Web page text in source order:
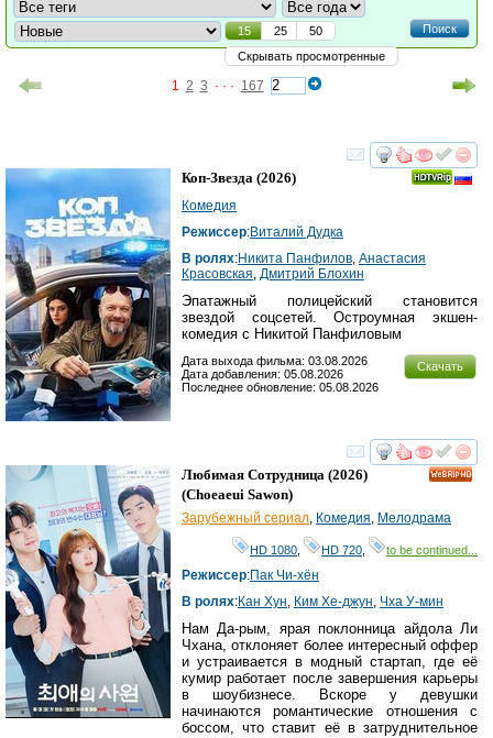
Поиск
15 25
50
Скрывать просмотренные
1 2 3 · · · 167
смотреть
Коп-Звезда (2026)
Комедия
Режиссер:Виталий Дудка
В ролях:Никита Панфилов, Анастасия
Красовская, Дмитрий Блохин
Эпатажный полицейский становится
звездой соцсетей. Остроумная экшен-
комедия с Никитой Панфиловым
Скачать
Дата выхода фильма: 03.08.2026
Дата добавления: 05.08.2026
Последнее обновление: 05.08.2026
смотреть
Любимая Сотрудница (2026)
(Choeaeui Sawon)
Зарубежный сериал, Комедия, Мелодрама
HD 1080 HD 720 to be continued...
Режиссер:Пак Чи-хён
В ролях:Кан Хун, Ким Хе-джун, Чха У-мин
Нам Да-рым, ярая поклонница айдола Ли
Чхана, отклоняет более интересный оффер
и устраивается в модный стартап, где её
кумир работает после завершения карьеры
в шоубизнесе. Вскоре у девушки
начинаются романтические отношения с
боссом, что ставит её в затруднительное